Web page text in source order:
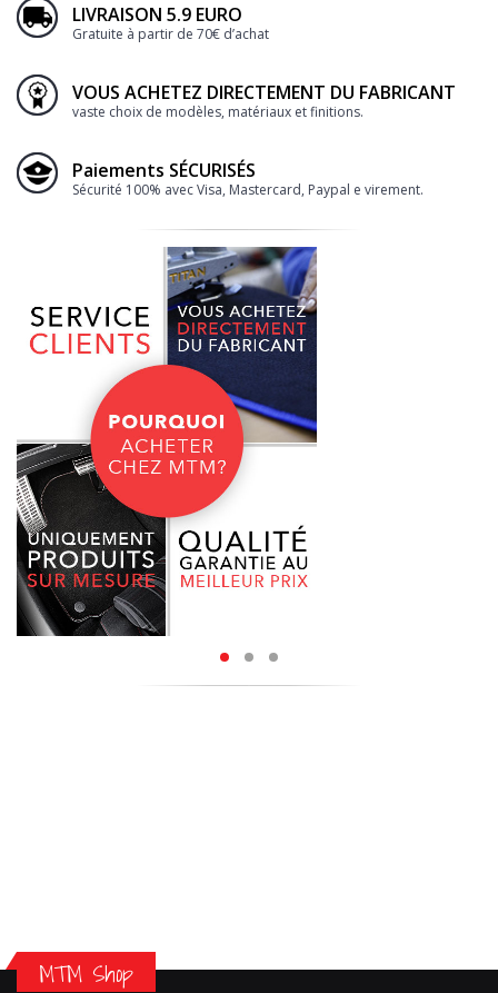
LIVRAISON 5.9 EURO
Gratuite à partir de 70€ d’achat
VOUS ACHETEZ DIRECTEMENT DU FABRICANT
vaste choix de modèles, matériaux et finitions.
Paiements SÉCURISÉS
Sécurité 100% avec Visa, Mastercard, Paypal e virement.
MTM Shop